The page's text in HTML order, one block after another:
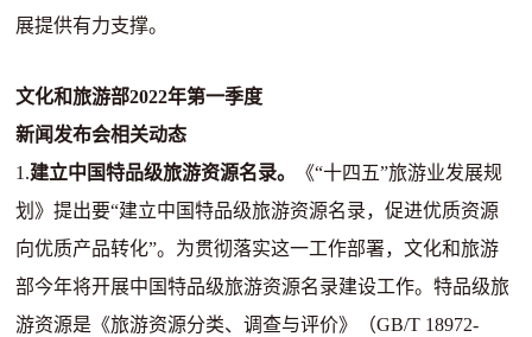
展提供有力支撑。
文化和旅游部2022年第一季度
新闻发布会相关动态
1.建立中国特品级旅游资源名录。
《“十四五”旅游业发展规
划》提出要“建立中国特品级旅游资源名录，促进优质资源
向优质产品转化”。为贯彻落实这一工作部署，文化和旅游
部今年将开展中国特品级旅游资源名录建设工作。特品级旅
游资源是《旅游资源分类、调查与评价》（GB/T 18972-